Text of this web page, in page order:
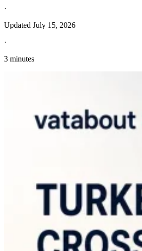
·
Updated July 15, 2026
·
3 minutes